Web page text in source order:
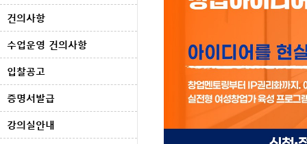
건의사항
수업운영 건의사항
입찰공고
증명서발급
강의실안내